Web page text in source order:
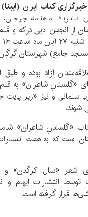
خبرگزاری کتاب ایران (ایبنا)
ماهنامه جرجان،
از انجمن ادبی درکه و
جامع) شهرستان
آزاد بوده و طبق
«گلستانِ شاعران» به
سلمانی و نیز «زیر
شوند.
«گلستانِ شاعران»
است که به همت انتشارات
شعر «سال کرگدن» و
انتشارات ایهام و
قرار گرفته است.